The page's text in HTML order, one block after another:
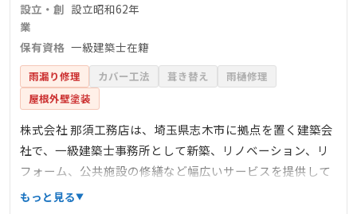
設立・創
業
設立昭和62年
保有資格 一級建築士在籍
雨漏り修理 カバー工法 葺き替え
雨樋修理
屋根外壁塗装
株式会社 那須工務店は、埼玉県志木市に拠点を置く建築会
社で、一級建築士事務所として新築、リノベーション、リ
フォーム、公共施設の修繕など幅広いサービスを提供して
います。創業は昭和58年1月、設立は昭和62年で、長年にわ
もっと見る